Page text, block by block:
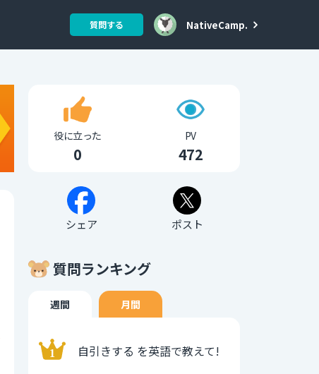
質問する NativeCamp.
役に立った
0
PV
472
シェア ポスト
質問ランキング
週間 月間
自引きする を英語で教えて!